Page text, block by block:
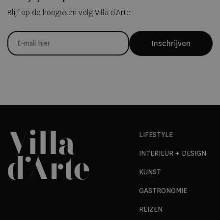
Blijf op de hoogte en volg Villa d’Arte
Inschrijven
LIFESTYLE
INTERIEUR + DESIGN
KUNST
GASTRONOMIE
REIZEN